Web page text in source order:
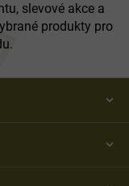
slevové akce a
produkty pro